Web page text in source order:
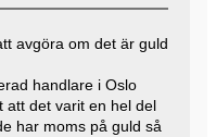
avgöra om det är guld
handlare i Oslo
att det varit en hel del
har moms på guld så